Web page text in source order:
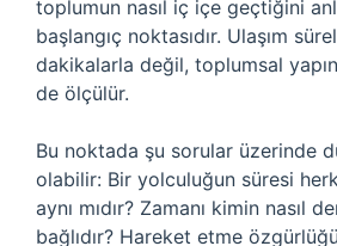
toplumun nasıl iç içe geçtiğini
başlangıç noktasıdır. Ulaşım
dakikalarla değil, toplumsal
de ölçülür.
Bu noktada şu sorular üzerinde
olabilir: Bir yolculuğun süresi
aynı mıdır? Zamanı kimin nasıl
bağlıdır? Hareket etme